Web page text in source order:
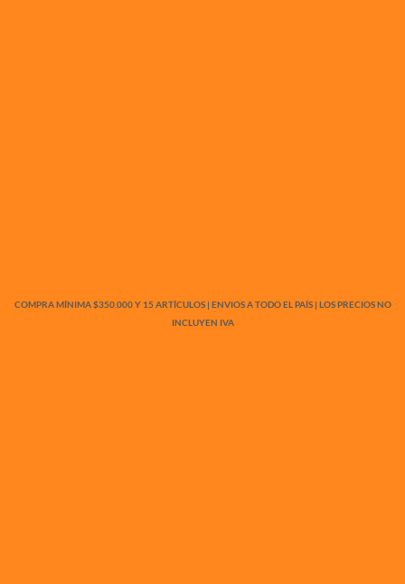
COMPRA MÍNIMA $350.000 Y 15 ARTÍCULOS | ENVIOS A TODO EL PAÍS | LOS PRECIOS NO
INCLUYEN IVA